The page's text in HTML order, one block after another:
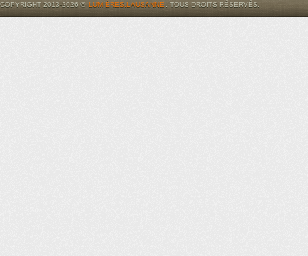
COPYRIGHT 2013-2026 © LUMIÈRES.LAUSANNE . TOUS DROITS RÉSERVÉS.